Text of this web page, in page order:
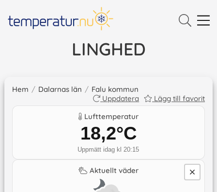
LINGHED
Hem / Dalarnas län / Falu kommun
Uppdatera
Lägg till favorit
Lufttemperatur
18,2°C
Uppmätt idag kl 20:15
Aktuellt väder